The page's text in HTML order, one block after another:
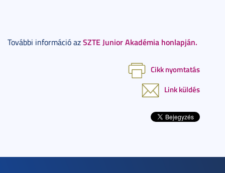
További információ azSZTE Junior Akadémia honlapján.
Cikk nyomtatás
Link küldés